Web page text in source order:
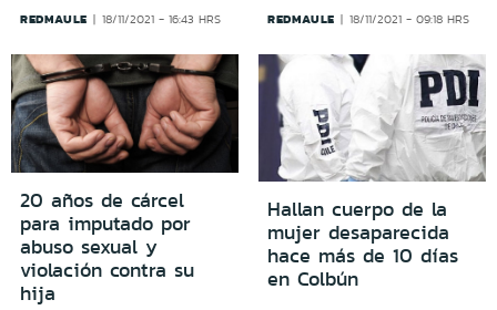
REDMAULE 18/11/2021 - 16:43 HRS REDMAULE 18/11/2021 - 09:18 HRS
20 años de cárcel
para imputado por
abuso sexual y
violación contra su
hija
Hallan cuerpo de la
mujer desaparecida
hace más de 10 días
en Colbún